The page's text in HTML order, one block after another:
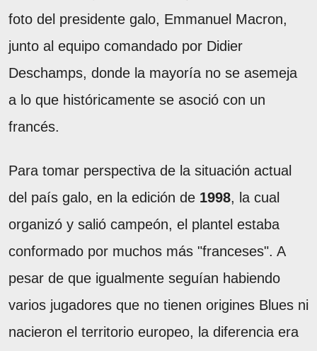
foto del presidente galo, Emmanuel Macron,
junto al equipo comandado por Didier
Deschamps, donde la mayoría no se asemeja
a lo que históricamente se asoció con un
francés.
Para tomar perspectiva de la situación actual
del país galo, en la edición de 1998, la cual
organizó y salió campeón, el plantel estaba
conformado por muchos más "franceses". A
pesar de que igualmente seguían habiendo
varios jugadores que no tienen origines Blues ni
nacieron el territorio europeo, la diferencia era